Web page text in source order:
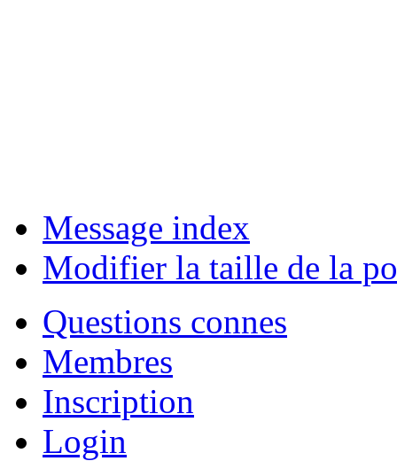
Message index
Modifier la taille de la
Questions connes
Membres
Inscription
Login